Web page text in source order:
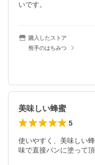
いです。
購入したストア
熊手のはちみつ
美味しい蜂蜜
5
使いやすく、美味しい
味で直接パンに塗って頂